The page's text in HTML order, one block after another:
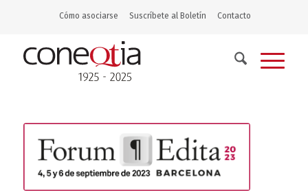
Cómo asociarse Suscríbete al Boletín Contacto